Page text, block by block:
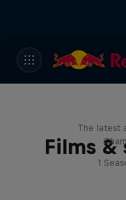
Films &
The latest
1